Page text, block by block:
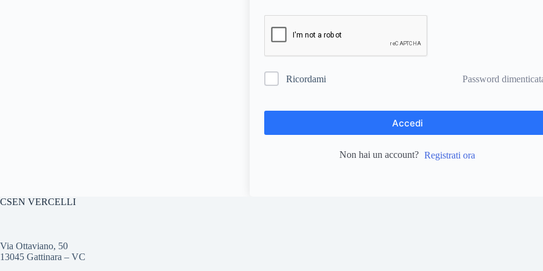
Ricordami Password
Accedi
Non hai un account? Registrati ora
CSEN VERCELLI
Via Ottaviano, 50
13045 Gattinara – VC